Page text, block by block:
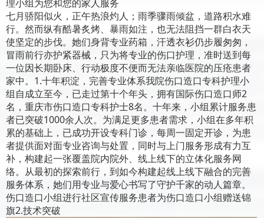
理小组为您和您的家人服务
七月骄阳似火，正午热浪灼人；雨季骤雨倾盆，道路积水难
行。然而纵有酷暑炙烤、暴雨如注，也无法阻挡一群白衣天
使坚定的步伐。她们身背专业药箱，汗透衣衫仍步履匆匆，
冒雨前行亦护紧器械，只为将专业的伤口护理，准时送到每
一位因长期卧床、行动极度不便而无法亲临医院的压疮患者
家中。1.十年积淀，完善专业体系我院伤口造口专科护理小
组自成立至今，已走过第十个年头，拥有国际伤口造口师2
名，重庆市伤口造口专科护士8名。十年来，小组累计服务患
者已突破1000余人次。为满足更多患者需求，小组在多年积
累的基础上，已成功开设专科门诊，每周一固定开诊，为患
者提供面对面专业咨询与处置，同时与上门服务形成有力互
补，构建起一张覆盖院内院外、线上线下的立体化服务网
络。从最初的探索前行，到如今构建起线上线下融合的完善
服务体系，她们用专业与爱心书写了守护千家的动人篇章。
伤口造口小组进行社区宣传服务患者为伤口造口小组赠送锦
旗2.技术突破